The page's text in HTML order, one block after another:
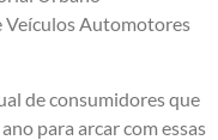
Veículos Automotores
de consumidores que
para arcar com essas